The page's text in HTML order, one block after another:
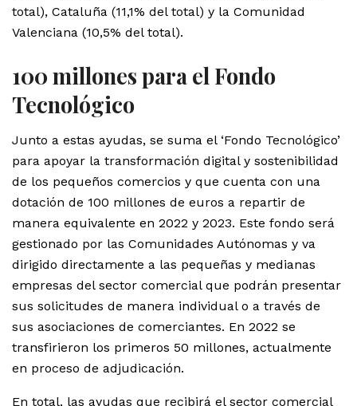
total), Cataluña (11,1% del total) y la Comunidad
Valenciana (10,5% del total).
100 millones para el Fondo
Tecnológico
Junto a estas ayudas, se suma el ‘Fondo Tecnológico’
para apoyar la transformación digital y sostenibilidad
de los pequeños comercios y que cuenta con una
dotación de 100 millones de euros a repartir de
manera equivalente en 2022 y 2023. Este fondo será
gestionado por las Comunidades Autónomas y va
dirigido directamente a las pequeñas y medianas
empresas del sector comercial que podrán presentar
sus solicitudes de manera individual o a través de
sus asociaciones de comerciantes. En 2022 se
transfirieron los primeros 50 millones, actualmente
en proceso de adjudicación.
En total, las ayudas que recibirá el sector comercial